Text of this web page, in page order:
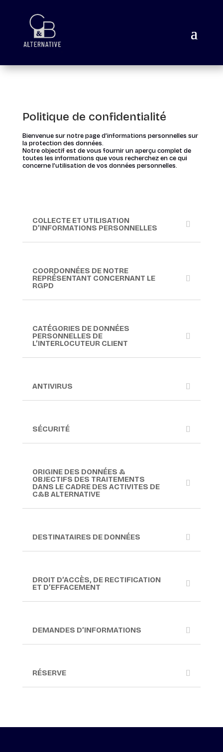
Politique de confidentialité
Bienvenue sur notre page d’informations personnelles sur
la protection des données.
Notre objectif est de vous fournir un aperçu complet de
toutes les informations que vous recherchez en ce qui
concerne l’utilisation de vos données personnelles.
COLLECTE ET UTILISATION
D’INFORMATIONS PERSONNELLES
COORDONNÉES DE NOTRE
REPRÉSENTANT CONCERNANT LE
RGPD
CATÉGORIES DE DONNÉES
PERSONNELLES DE
L’INTERLOCUTEUR CLIENT
ANTIVIRUS
SÉCURITÉ
ORIGINE DES DONNÉES &
OBJECTIFS DES TRAITEMENTS
DANS LE CADRE DES ACTIVITES DE
C&B ALTERNATIVE
DESTINATAIRES DE DONNÉES
DROIT D’ACCÈS, DE RECTIFICATION
ET D’EFFACEMENT
DEMANDES D’INFORMATIONS
RÉSERVE